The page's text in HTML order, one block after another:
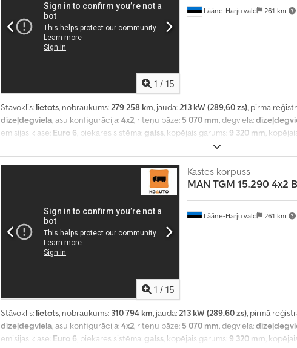
1 / 15
Lääne-Harju vald 261 km
Stāvoklis: lietots, nobraukums:279 258 km, jauda:213 kW (289,60 zs), pirmā
dīzeļdegviela, asu konfigurācija:4x2, riteņu bāze: 5 070 mm, degviela:
emisijas klase: Euro 6, piekares sistēma: gaiss, kopējais garums: 9 320 mm,
, iekraušanas vietas platums:
augstums:2 640 mm, Ražošanas gads:2016, Aprīkojums:borta dators, centrālā
elektriskais logu regulators, elektriski regulējams spogulis, gaisa
1 / 15
Lääne-Harju vald 261 km
Kastes korpuss
MAN TGM 15.290 4x2
Stāvoklis: lietots, nobraukums: 310 794 km, jauda:213 kW (289,60 zs), pirmā
dīzeļdegviela, asu konfigurācija:4x2, riteņu bāze: 5 070 mm, degviela:
emisijas klase: Euro 6, piekares sistēma: gaiss, kopējais garums: 9 320 mm,